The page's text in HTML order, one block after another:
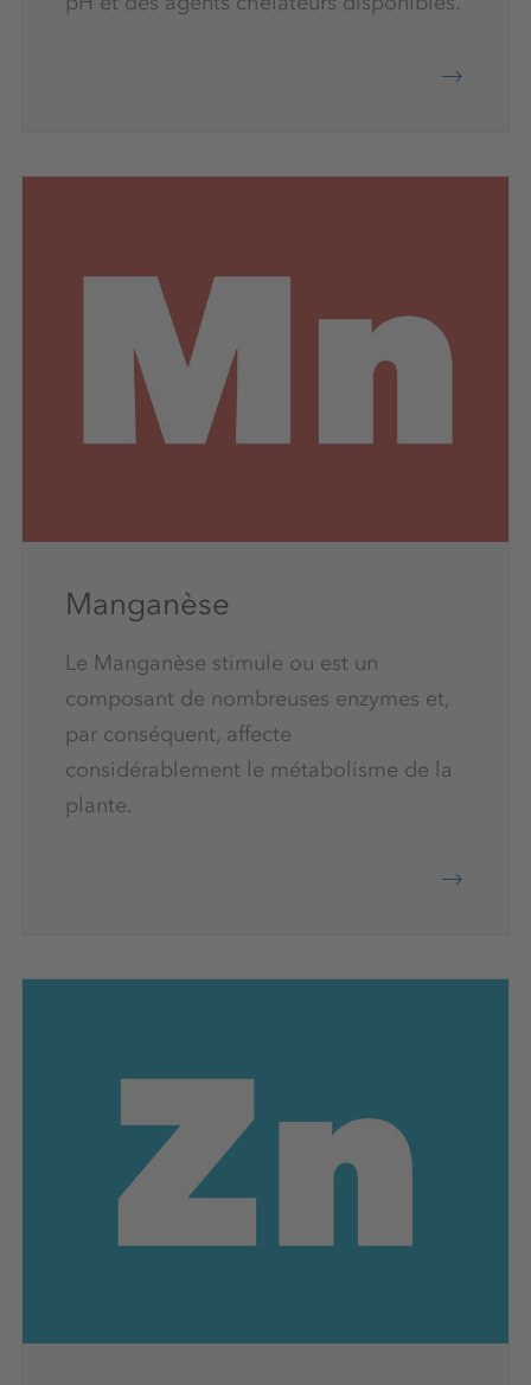
Manganèse
Le Manganèse stimule ou est un
composant de nombreuses enzymes et,
par conséquent, affecte
considérablement le métabolisme de la
plante.